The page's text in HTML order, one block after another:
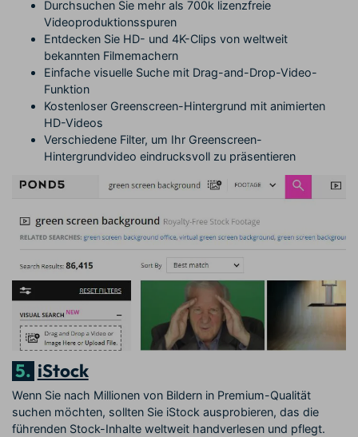
Durchsuchen Sie mehr als 700k lizenzfreie
Videoproduktionsspuren
Entdecken Sie HD- und 4K-Clips von weltweit
bekannten Filmemachern
Einfache visuelle Suche mit Drag-and-Drop-Video-
Funktion
Kostenloser Greenscreen-Hintergrund mit animierten
HD-Videos
Verschiedene Filter, um Ihr Greenscreen-
Hintergrundvideo eindrucksvoll zu präsentieren
5. iStock
Wenn Sie nach Millionen von Bildern in Premium-Qualität
suchen möchten, sollten Sie iStock ausprobieren, das die
führenden Stock-Inhalte weltweit handverlesen und pflegt.